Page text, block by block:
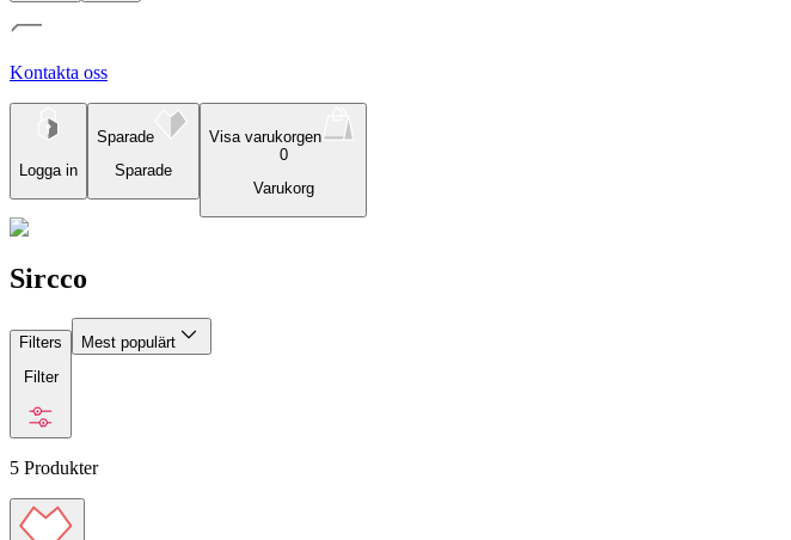
Kontakta oss
Logga in
Sparade
Sparade
Visa varukorgen
0
Varukorg
Sircco
Filters
Filter
Mest populärt
5 Produkter